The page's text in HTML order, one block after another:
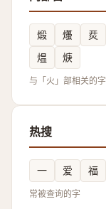
煅 爡 烎
煴
焿
与「火」部相关的字
热搜
一 爱 福
常被查询的字